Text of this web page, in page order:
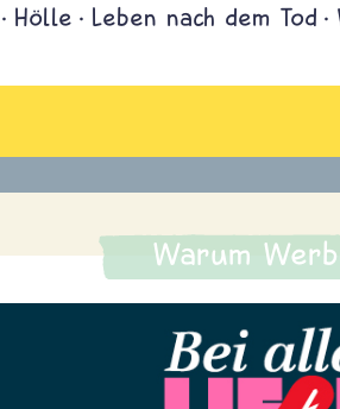
Hölle Leben nach dem Tod
Warum